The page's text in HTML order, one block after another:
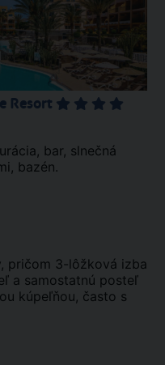
Resort
bar, slnečná
bazén.
pričom 3-lôžková izba
a samostatnú posteľ
kúpeľňou, často s